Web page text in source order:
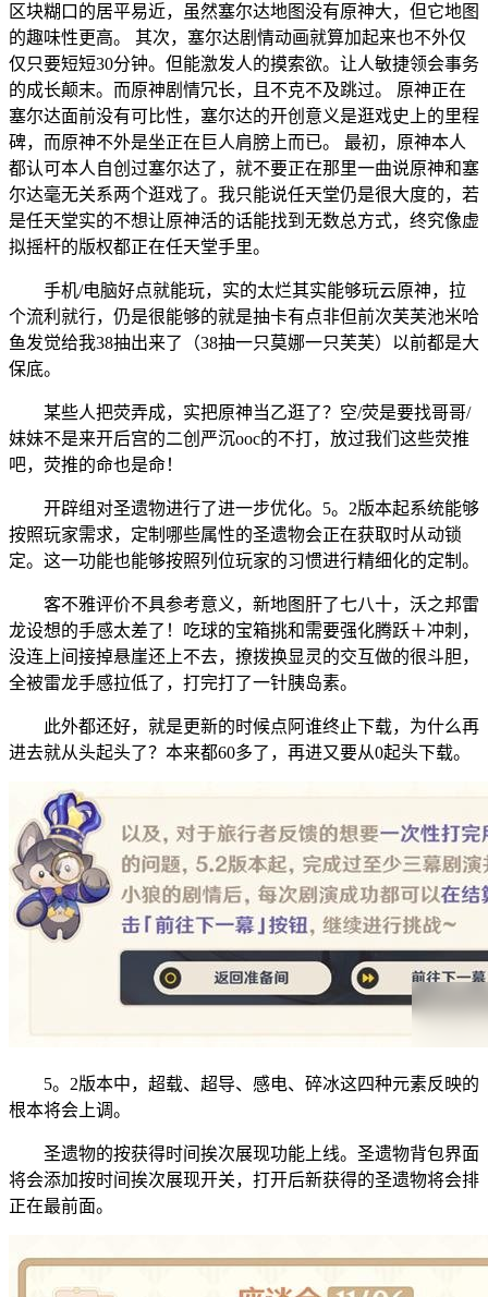
区块糊口的居平易近，虽然塞尔达地图没有原神大，但它地图
的趣味性更高。 其次，塞尔达剧情动画就算加起来也不外仅
仅只要短短30分钟。但能激发人的摸索欲。让人敏捷领会事务
的成长颠末。而原神剧情冗长，且不克不及跳过。 原神正在
塞尔达面前没有可比性，塞尔达的开创意义是逛戏史上的里程
碑，而原神不外是坐正在巨人肩膀上而已。 最初，原神本人
都认可本人自创过塞尔达了，就不要正在那里一曲说原神和塞
尔达毫无关系两个逛戏了。我只能说任天堂仍是很大度的，若
是任天堂实的不想让原神活的话能找到无数总方式，终究像虚
拟摇杆的版权都正在任天堂手里。
手机/电脑好点就能玩，实的太烂其实能够玩云原神，拉
个流利就行，仍是很能够的就是抽卡有点非但前次芙芙池米哈
鱼发觉给我38抽出来了（38抽一只莫娜一只芙芙）以前都是大
保底。
某些人把荧弄成，实把原神当乙逛了？空/荧是要找哥哥/
妹妹不是来开后宫的二创严沉ooc的不打，放过我们这些荧推
吧，荧推的命也是命！
开辟组对圣遗物进行了进一步优化。5。2版本起系统能够
按照玩家需求，定制哪些属性的圣遗物会正在获取时从动锁
定。这一功能也能够按照列位玩家的习惯进行精细化的定制。
客不雅评价不具参考意义，新地图肝了七八十，沃之邦雷
龙设想的手感太差了！吃球的宝箱挑和需要强化腾跃＋冲刺，
没连上间接掉悬崖还上不去，撩拨换显灵的交互做的很斗胆，
全被雷龙手感拉低了，打完打了一针胰岛素。
此外都还好，就是更新的时候点阿谁终止下载，为什么再
进去就从头起头了？本来都60多了，再进又要从0起头下载。
5。2版本中，超载、超导、感电、碎冰这四种元素反映的
根本将会上调。
圣遗物的按获得时间挨次展现功能上线。圣遗物背包界面
将会添加按时间挨次展现开关，打开后新获得的圣遗物将会排
正在最前面。